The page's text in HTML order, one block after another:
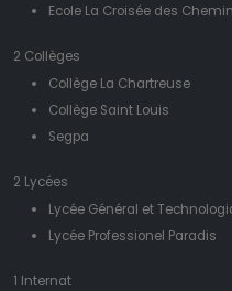
Ecole La Croisée des
2 Collèges
Collège La Chartreuse
Collège Saint Louis
Segpa
2 Lycées
Lycée Général et
Lycée Professionel Paradis
1 Internat